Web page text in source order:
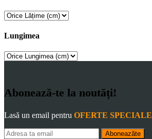
Lungimea
Abonează-te la noutăți!
Lasă un email pentru OFERTE SPECIALE
Aboneazăte